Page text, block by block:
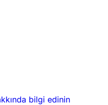
bilgi edinin